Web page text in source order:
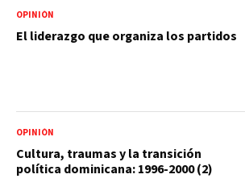
OPINIÓN
El liderazgo que organiza los partidos
OPINIÓN
Cultura, traumas y la transición
política dominicana: 1996-2000 (2)